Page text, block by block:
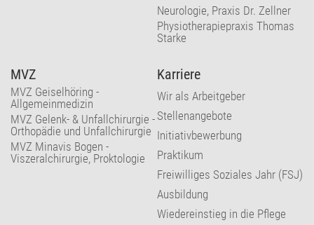
Neurologie, Praxis Dr. Zellner
Physiotherapiepraxis Thomas
Starke
MVZ
MVZ Geiselhöring -
Allgemeinmedizin
MVZ Gelenk- & Unfallchirurgie -
Orthopädie und Unfallchirurgie
MVZ Minavis Bogen -
Viszeralchirurgie, Proktologie
Karriere
Wir als Arbeitgeber
Stellenangebote
Initiativbewerbung
Praktikum
Freiwilliges Soziales Jahr (FSJ)
Ausbildung
Wiedereinstieg in die Pflege